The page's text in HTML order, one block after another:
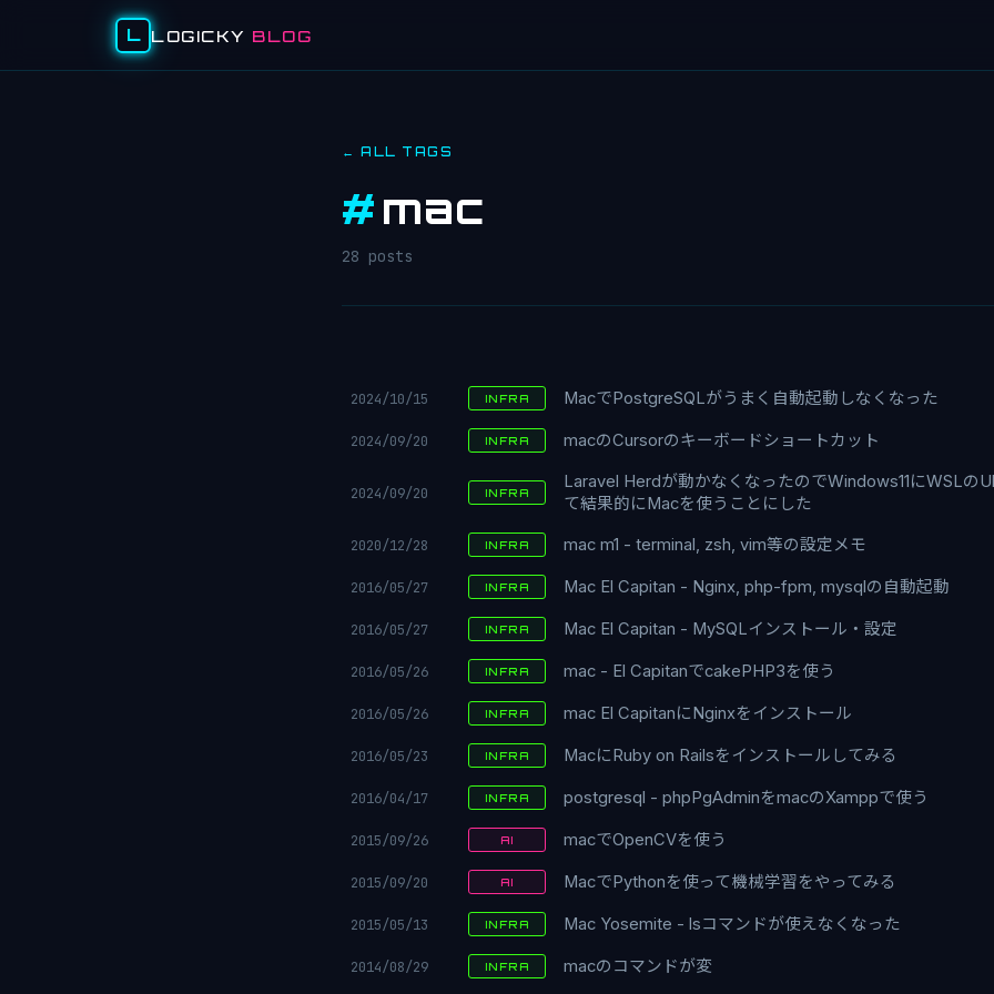
L LOGICKY BLOG
← ALL TAGS
#mac
28 posts
2024/10/15 INFRA MacでPostgreSQLがうまく自動起動しなくなった
2024/09/20 INFRA macのCursorのキーボードショートカット
2024/09/20 INFRA
Laravel Herdが動かなくなったのでWindows11にWSLの
て結果的にMacを使うことにした
2020/12/28 INFRA mac m1 - terminal, zsh, vim等の設定メモ
2016/05/27 INFRA Mac El Capitan - Nginx, php-fpm, mysqlの自動起動
2016/05/27 INFRA Mac El Capitan - MySQLインストール・設定
2016/05/26 INFRA mac - El CapitanでcakePHP3を使う
2016/05/26 INFRA mac El CapitanにNginxをインストール
2016/05/23 INFRA MacにRuby on Railsをインストールしてみる
2016/04/17 INFRA postgresql - phpPgAdminをmacのXamppで使う
2015/09/26 AI macでOpenCVを使う
2015/09/20 AI MacでPythonを使って機械学習をやってみる
2015/05/13 INFRA Mac Yosemite - lsコマンドが使えなくなった
2014/08/29 INFRA macのコマンドが変